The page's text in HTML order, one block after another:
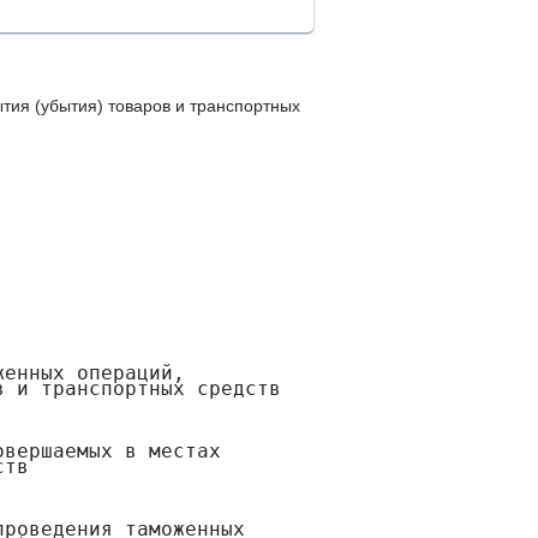
(убытия) товаров и транспортных